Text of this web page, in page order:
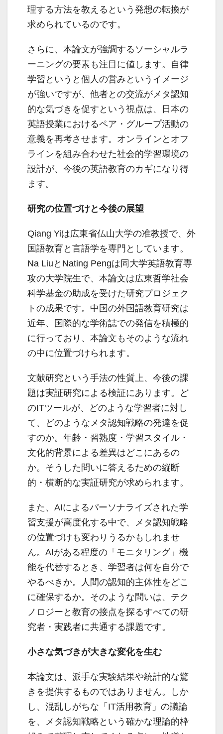
理する方法を教えるという発想の転換が
求められているのです。
さらに、本論文が強調するソーシャルラ
ーニングの要素も注目に値します。自律
学習というと個人の営みというイメージ
が強いですが、他者との交流がメタ認知
的な気づきを促すという視点は、日本の
英語授業におけるペア・グループ活動の
意義を再考させます。オンラインとオフ
ラインを組み合わせた社会的学習環境の
設計が、今後の英語教育のカギになり得
ます。
研究の位置づけと今後の展望
Qiang Yiは広東省仏山大学の准教授で、外
国語教育と言語学を専門としています。
Na LiuとNating Pengは同大学英語教育専
攻の大学院生で、本論文は広東哲学社会
科学基金の助成を受けた研究プロジェク
トの成果です。中国の外国語教育研究は
近年、国際的な学術誌での発信を積極的
に行っており、本論文もそのような流れ
の中に位置づけられます。
文献研究という手法の性質上、今後の課
題は実証研究による検証にあります。ど
のITツールが、どのような学習者に対し
て、どのようなメタ認知戦略の発達を促
すのか。年齢・習熟度・学習スタイル・
文化的背景による差異はどこにあるの
か。そうした問いに答えるための縦断
的・横断的な実証研究が求められます。
また、AIによるパーソナライズされた学
習支援が高度化する中で、メタ認知戦略
の位置づけも変わりうるかもしれませ
ん。AIがある程度の「モニタリング」機
能を代替するとき、学習者は何を自分で
やるべきか。人間の認知的主体性をどこ
に確保するか。そのような問いは、テク
ノロジーと教育の接点を探るすべての研
究者・実践者に共通する課題です。
小さな気づきが大きな変化を生む
本論文は、派手な実験結果や統計的な驚
きを提供するものではありません。しか
し、混乱しがちな「IT活用教育」の議論
を、メタ認知戦略という確かな理論的枠